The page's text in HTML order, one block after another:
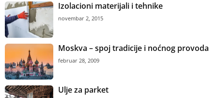
Izolacioni materijali i tehnike
novembar 2, 2015
Moskva – spoj tradicije i noćnog provoda
februar 28, 2009
Ulje za parket